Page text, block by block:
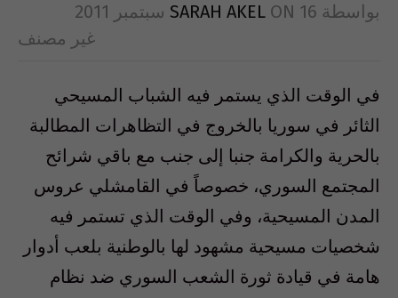
بواسطة SARAH AKEL ON 16 سبتمبر 2011
غير مصنف
في الوقت الذي يستمر فيه الشباب المسيحي
الثائر في سوريا بالخروج في التظاهرات المطالبة
بالحرية والكرامة جنبا إلى جنب مع باقي شرائح
المجتمع السوري، خصوصاً في القامشلي عروس
المدن المسيحية، وفي الوقت الذي تستمر فيه
شخصيات مسيحية مشهود لها بالوطنية بلعب أدوار
هامة في قيادة ثورة الشعب السوري ضد نظام